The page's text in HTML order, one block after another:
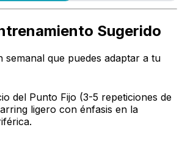
Sugerido
semanal que puedes adaptar a tu
del Punto Fijo (3-5 repeticiones de
ligero con énfasis en la